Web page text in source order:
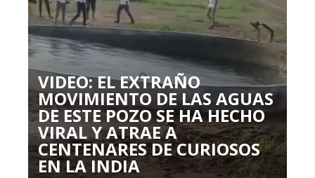
VIDEO: EL EXTRAÑO
MOVIMIENTO DE LAS AGUAS
DE ESTE POZO SE HA HECHO
VIRAL Y ATRAE A
CENTENARES DE CURIOSOS
EN LA INDIA